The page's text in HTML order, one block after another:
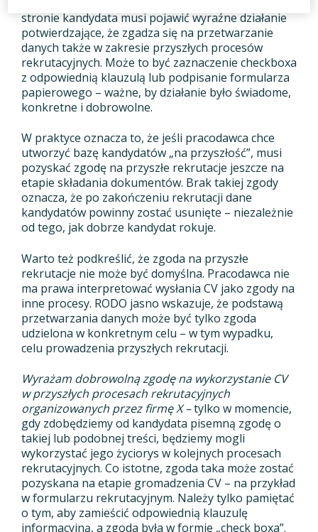
stronie kandydata musi pojawić wyraźne działanie
potwierdzające, że zgadza się na przetwarzanie
danych także w zakresie przyszłych procesów
rekrutacyjnych. Może to być zaznaczenie checkboxa
z odpowiednią klauzulą lub podpisanie formularza
papierowego – ważne, by działanie było świadome,
konkretne i dobrowolne.
W praktyce oznacza to, że jeśli pracodawca chce
utworzyć bazę kandydatów „na przyszłość”, musi
pozyskać zgodę na przyszłe rekrutacje jeszcze na
etapie składania dokumentów. Brak takiej zgody
oznacza, że po zakończeniu rekrutacji dane
kandydatów powinny zostać usunięte – niezależnie
od tego, jak dobrze kandydat rokuje.
Warto też podkreślić, że zgoda na przyszłe
rekrutacje nie może być domyślna. Pracodawca nie
ma prawa interpretować wysłania CV jako zgody na
inne procesy. RODO jasno wskazuje, że podstawą
przetwarzania danych może być tylko zgoda
udzielona w konkretnym celu – w tym wypadku,
celu prowadzenia przyszłych rekrutacji.
Wyrażam dobrowolną zgodę na wykorzystanie CV
w przyszłych procesach rekrutacyjnych
organizowanych przez firmę X –tylko w momencie,
gdy zdobędziemy od kandydata pisemną zgodę o
takiej lub podobnej treści, będziemy mogli
wykorzystać jego życiorys w kolejnych procesach
rekrutacyjnych. Co istotne, zgoda taka może zostać
pozyskana na etapie gromadzenia CV – na przykład
w formularzu rekrutacyjnym. Należy tylko pamiętać
o tym, aby zamieścić odpowiednią klauzulę
informacyjną, a zgoda była w formie „check boxa”.